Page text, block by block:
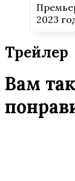
2023
Трейлер
Вам